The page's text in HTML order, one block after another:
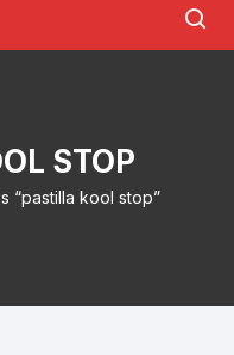
STOP
“pastilla kool stop”